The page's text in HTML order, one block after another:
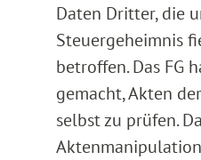
Daten Dritter, die
Steuergeheimnis
betroffen. Das FG
gemacht, Akten
selbst zu prüfen.